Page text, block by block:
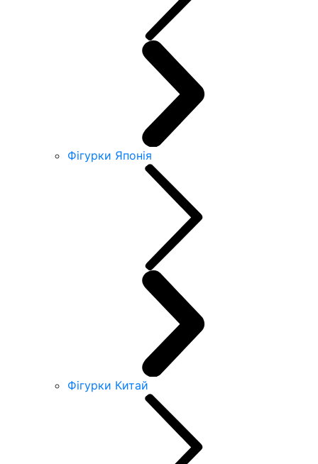
Фігурки Японія
Фігурки Китай